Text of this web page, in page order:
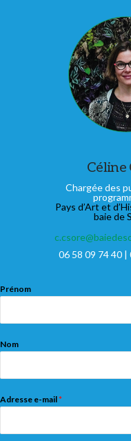
Céline
Chargée des
Pays d’Art et
baie de
06 58 09 74 40 |
Prénom
Nom
Adresse e-mail*